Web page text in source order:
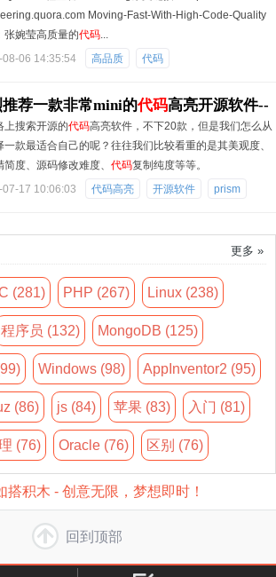
Moving-Fast-With-High-Code-Quality
张婉莹高质量的代码...
08-06 14:35:54
高品质 代码
荐一款非常mini的代码高亮开源软件--
上搜索开源的代码高亮软件，不下20款，但是我们怎么从
一款最适合自己的呢？往往我们比较看重的是其美观度、
简度、源码修改难度、 代码复制纯度等等。
17 10:06:03
代码高亮 开源软件 prism
更多 »
(281) PHP (267) Linux (238)
程序员 (132) MongoDB (125)
Windows (98) AppInventor2 (95)
(86) js (84) 苹果 (83) 入门 (81)
(76) Oracle (76) 区别 (76)
搭积木 - 创意无限，梦想即时！
回到顶部